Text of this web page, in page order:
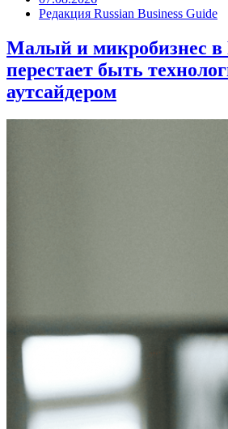
Редакция Russian Business Guide
Малый и микробизнес в
перестает быть
аутсайдером